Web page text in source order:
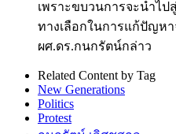
เพราะขบวนการจะนำไป
ทางเลือกในการแก้ปัญห
ผศ.ดร.กนกรัตน์กล่าว
Related Content by Tag
New Generations
Politics
Protest